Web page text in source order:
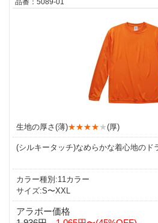
品番：5089-01
生地の厚さ(薄)★★★★★(厚)
(シルキータッチ)なめらかな着心地のド
カラー種別:11カラー
サイズ:S〜XXL
アラボー価格